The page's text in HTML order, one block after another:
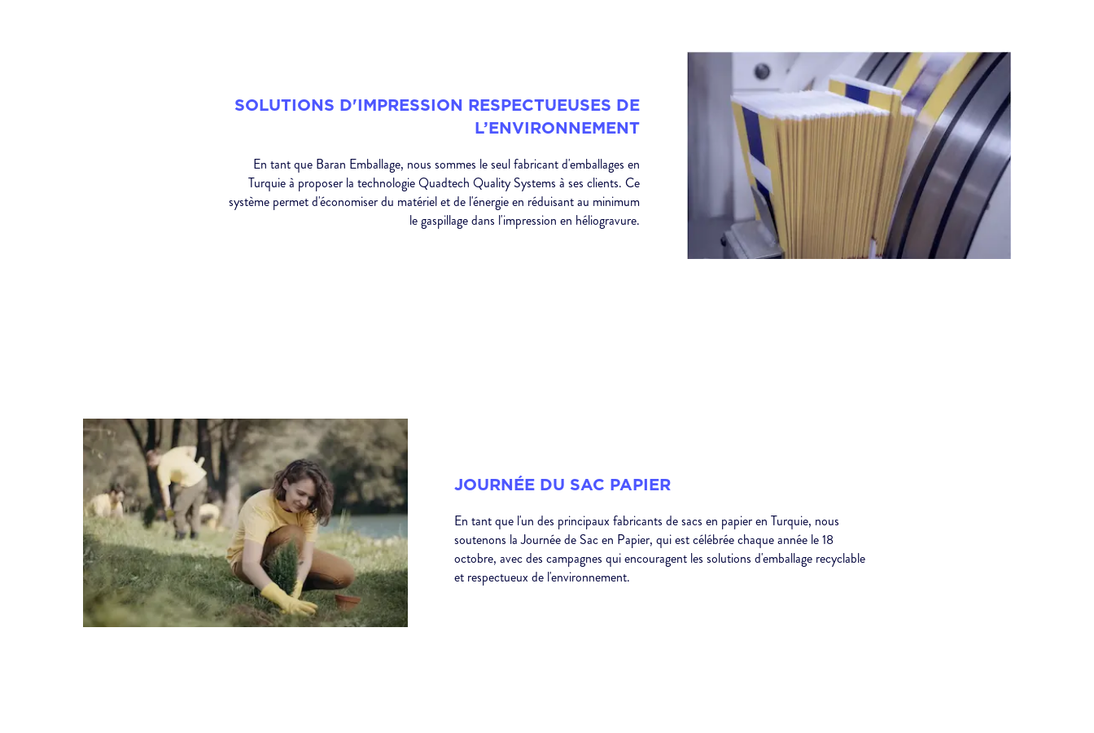
SOLUTIONS D'IMPRESSION RESPECTUEUSES DE
L’ENVIRONNEMENT
En tant que Baran Emballage, nous sommes le seul fabricant d'emballages en
Turquie à proposer la technologie Quadtech Quality Systems à ses clients. Ce
système permet d'économiser du matériel et de l'énergie en réduisant au minimum
le gaspillage dans l'impression en héliogravure.
JOURNÉE DU SAC PAPIER
En tant que l'un des principaux fabricants de sacs en papier en Turquie, nous
soutenons la Journée de Sac en Papier, qui est célébrée chaque année le 18
octobre, avec des campagnes qui encouragent les solutions d'emballage recyclable
et respectueux de l'environnement.